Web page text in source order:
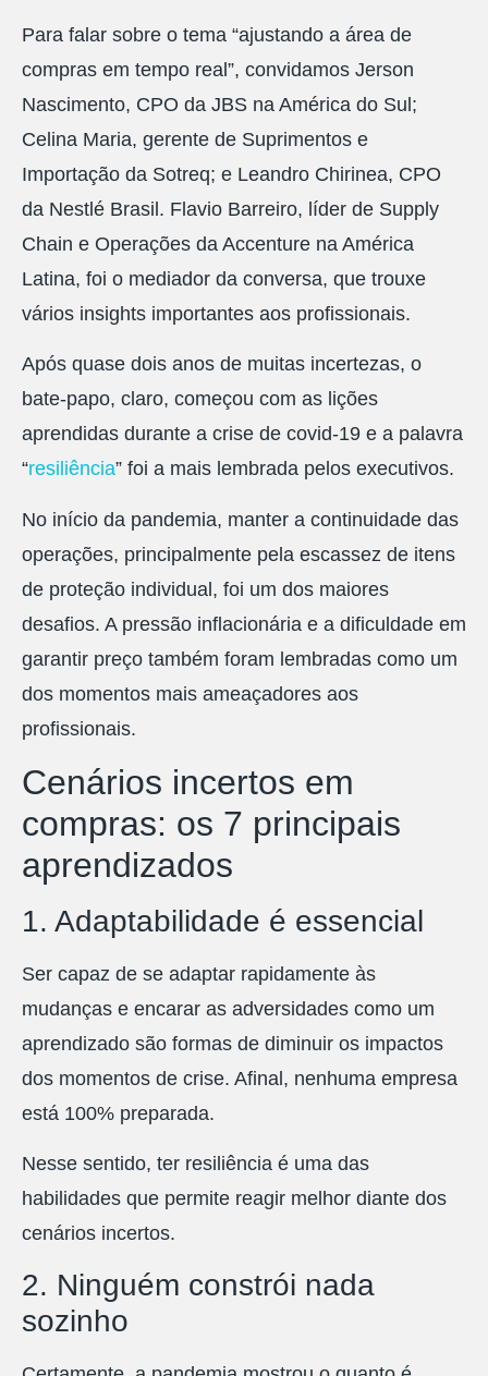
Para falar sobre o tema “ajustando a área de
compras em tempo real”, convidamos Jerson
Nascimento, CPO da JBS na América do Sul;
Celina Maria, gerente de Suprimentos e
Importação da Sotreq; e Leandro Chirinea, CPO
da Nestlé Brasil. Flavio Barreiro, líder de Supply
Chain e Operações da Accenture na América
Latina, foi o mediador da conversa, que trouxe
vários insights importantes aos profissionais.
Após quase dois anos de muitas incertezas, o
bate-papo, claro, começou com as lições
aprendidas durante a crise de covid-19 e a palavra
“resiliência” foi a mais lembrada pelos executivos.
No início da pandemia, manter a continuidade das
operações, principalmente pela escassez de itens
de proteção individual, foi um dos maiores
desafios. A pressão inflacionária e a dificuldade em
garantir preço também foram lembradas como um
dos momentos mais ameaçadores aos
profissionais.
Cenários incertos em
compras: os 7 principais
aprendizados
1. Adaptabilidade é essencial
Ser capaz de se adaptar rapidamente às
mudanças e encarar as adversidades como um
aprendizado são formas de diminuir os impactos
dos momentos de crise. Afinal, nenhuma empresa
está 100% preparada.
Nesse sentido, ter resiliência é uma das
habilidades que permite reagir melhor diante dos
cenários incertos.
2. Ninguém constrói nada
sozinho